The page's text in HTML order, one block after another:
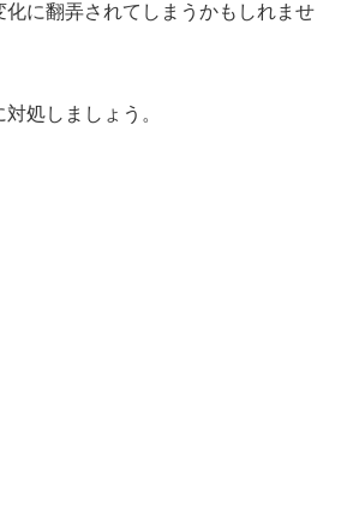
化に翻弄されてしまうかもしれませ
処しましょう。